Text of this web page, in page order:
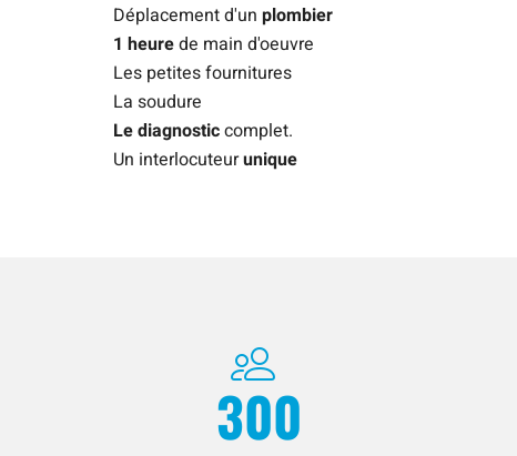
Déplacement d'un plombier
1 heurede main d'oeuvre
Les petites fournitures
La soudure
Le diagnosticcomplet.
Un interlocuteurunique
300